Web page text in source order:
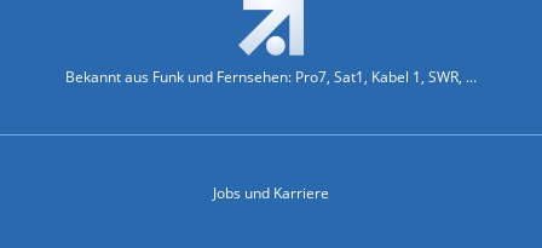
Bekannt aus Funk und Fernsehen: Pro7, Sat1, Kabel 1, SWR, ...
Jobs und Karriere